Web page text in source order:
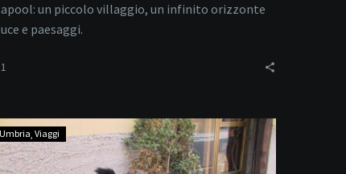
un piccolo villaggio, un infinito orizzonte
e paesaggi.
1
Norcia
Umbria Viaggi